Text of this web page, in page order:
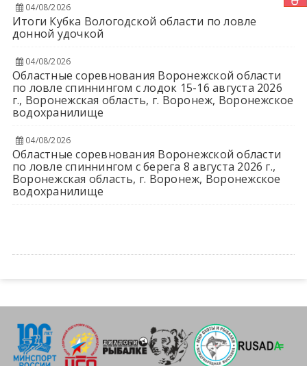
04/08/2026
Итоги Кубка Вологодской области по ловле
донной удочкой
04/08/2026
Областные соревнования Воронежской области
по ловле спиннингом с лодок 15-16 августа 2026
г., Воронежская область, г. Воронеж, Воронежское
водохранилище
04/08/2026
Областные соревнования Воронежской области
по ловле спиннингом с берега 8 августа 2026 г.,
Воронежская область, г. Воронеж, Воронежское
водохранилище